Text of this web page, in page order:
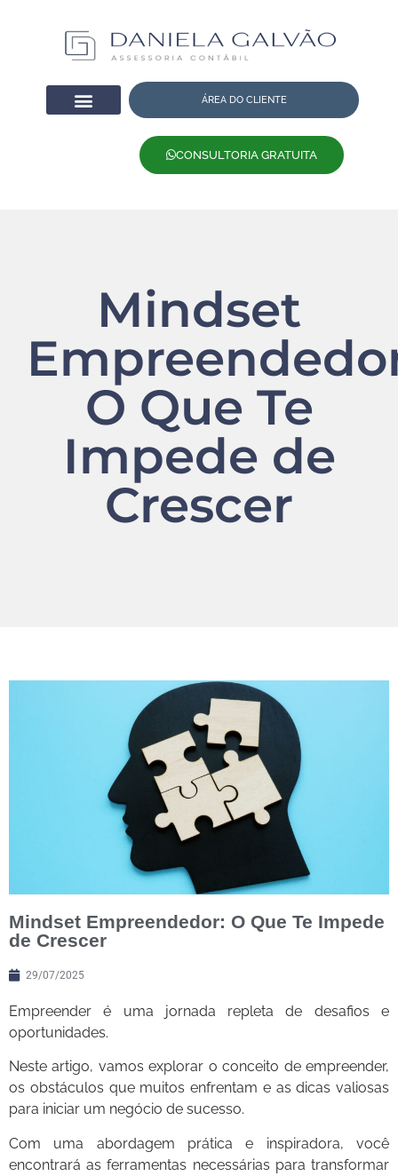
ÁREA DO CLIENTE
CONSULTORIA GRATUITA
Mindset
O Que Te
Impede de
Crescer
Mindset Empreendedor: O Que Te Impede
de Crescer
29/07/2025
Empreender é uma jornada repleta de desafios e
oportunidades.
Neste artigo, vamos explorar o conceito de empreender,
os obstáculos que muitos enfrentam e as dicas valiosas
para iniciar um negócio de sucesso.
Com uma abordagem prática e inspiradora, você
encontrará as ferramentas necessárias para transformar